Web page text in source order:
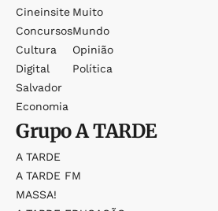
Cineinsite
Concursos
Cultura
Digital
Salvador
Economia
Muito
Mundo
Opinião
Política
GrupoA TARDE
A TARDE
A TARDE FM
MASSA!